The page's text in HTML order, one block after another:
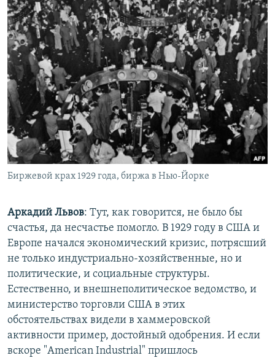
Биржевой крах 1929 года, биржа в Нью-Йорке
Аркадий Львов: Тут, как говорится, не было бы
счастья, да несчастье помогло. В 1929 году в США и
Европе начался экономический кризис, потрясший
не только индустриально-хозяйственные, но и
политические, и социальные структуры.
Естественно, и внешнеполитическое ведомство, и
министерство торговли США в этих
обстоятельствах видели в хаммеровской
активности пример, достойный одобрения. И если
вскоре "American Industrial" пришлось